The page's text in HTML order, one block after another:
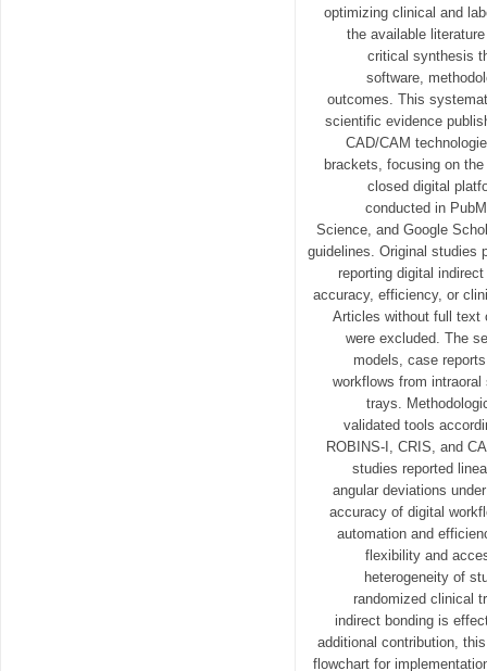
optimizing clinical and
the available
critical synthesis
software,
outcomes. This
scientific evidence
CAD/CAM
brackets, focusing on
closed digital
conducted in
Science, and Google
guidelines. Original studies
reporting digital
accuracy, efficiency, or
Articles without full text
were excluded. The
models, case
workflows from
trays.
validated tools
ROBINS-I, CRIS, and
studies reported
angular deviations
accuracy of digital
automation and
flexibility and
heterogeneity of
randomized clinical
indirect bonding is
additional contribution,
flowchart for